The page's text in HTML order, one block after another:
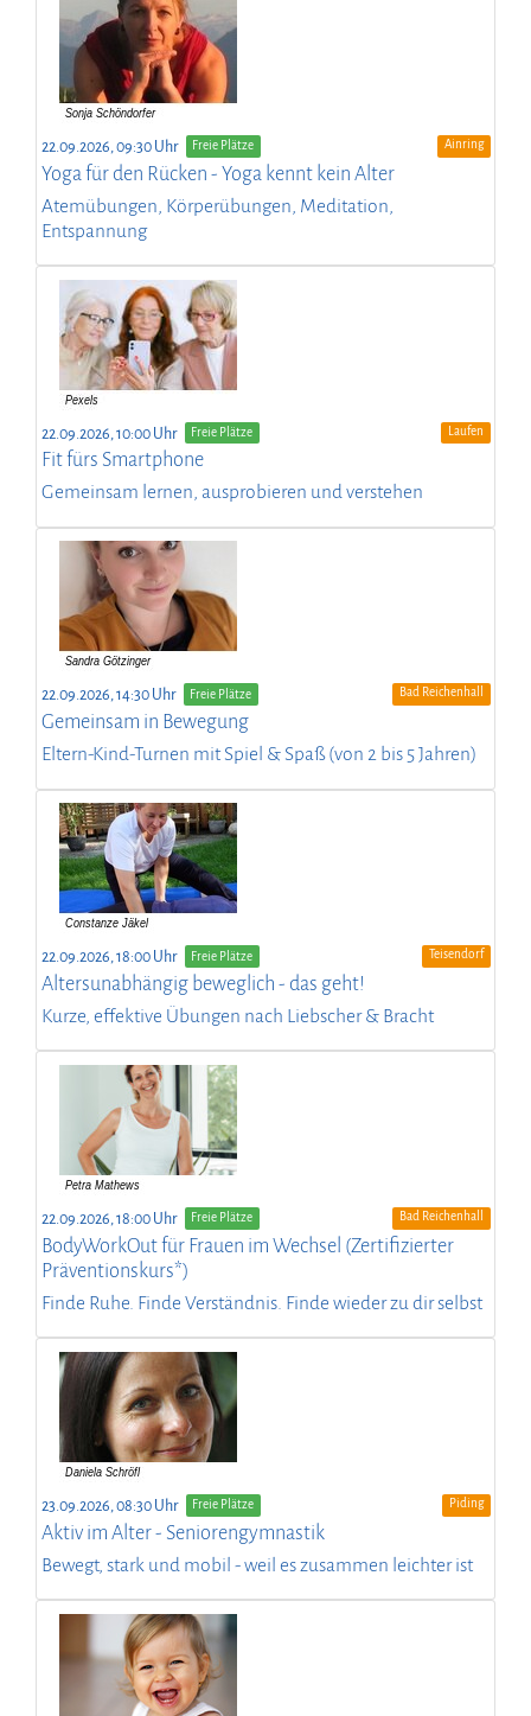
22.09.2026, 09:30 Uhr Freie Plätze Ainring
Yoga für den Rücken - Yoga kennt kein Alter
Atemübungen, Körperübungen, Meditation,
Entspannung
22.09.2026, 10:00 Uhr Freie Plätze Laufen
Fit fürs Smartphone
Gemeinsam lernen, ausprobieren und verstehen
22.09.2026, 14:30 Uhr Freie Plätze Bad Reichenhall
Gemeinsam in Bewegung
Eltern-Kind-Turnen mit Spiel & Spaß (von 2 bis 5 Jahren)
22.09.2026, 18:00 Uhr Freie Plätze Teisendorf
Altersunabhängig beweglich - das geht!
Kurze, effektive Übungen nach Liebscher & Bracht
22.09.2026, 18:00 Uhr Freie Plätze Bad Reichenhall
BodyWorkOut für Frauen im Wechsel (Zertifizierter
Präventionskurs*)
Finde Ruhe. Finde Verständnis. Finde wieder zu dir selbst
23.09.2026, 08:30 Uhr Freie Plätze Piding
Aktiv im Alter - Seniorengymnastik
Bewegt, stark und mobil - weil es zusammen leichter ist